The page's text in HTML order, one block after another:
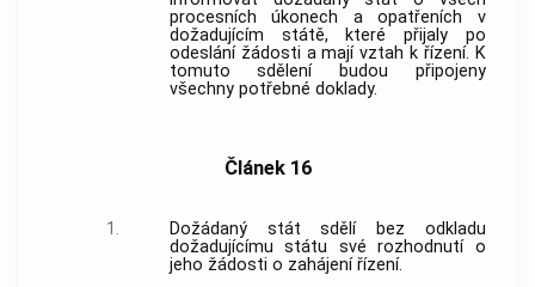
procesních úkonech a opatřeních v
dožadujícím státě, které přijaly po
odeslání žádosti a mají vztah k řízení. K
tomuto sdělení budou připojeny
všechny potřebné doklady.
Článek 16
1.
Dožádaný stát sdělí bez odkladu
dožadujícímu státu své rozhodnutí o
jeho žádosti o zahájení řízení.